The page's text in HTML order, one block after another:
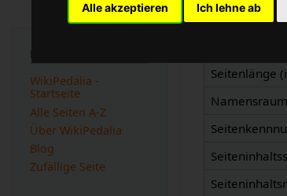
Alle akzeptieren Ich lehne ab
Anzeigetitel
Seitenlänge
Navigation
WikiPedalia -
Startseite
Alle Seiten A-Z
Über WikiPedalia
Blog
Zufällige Seite